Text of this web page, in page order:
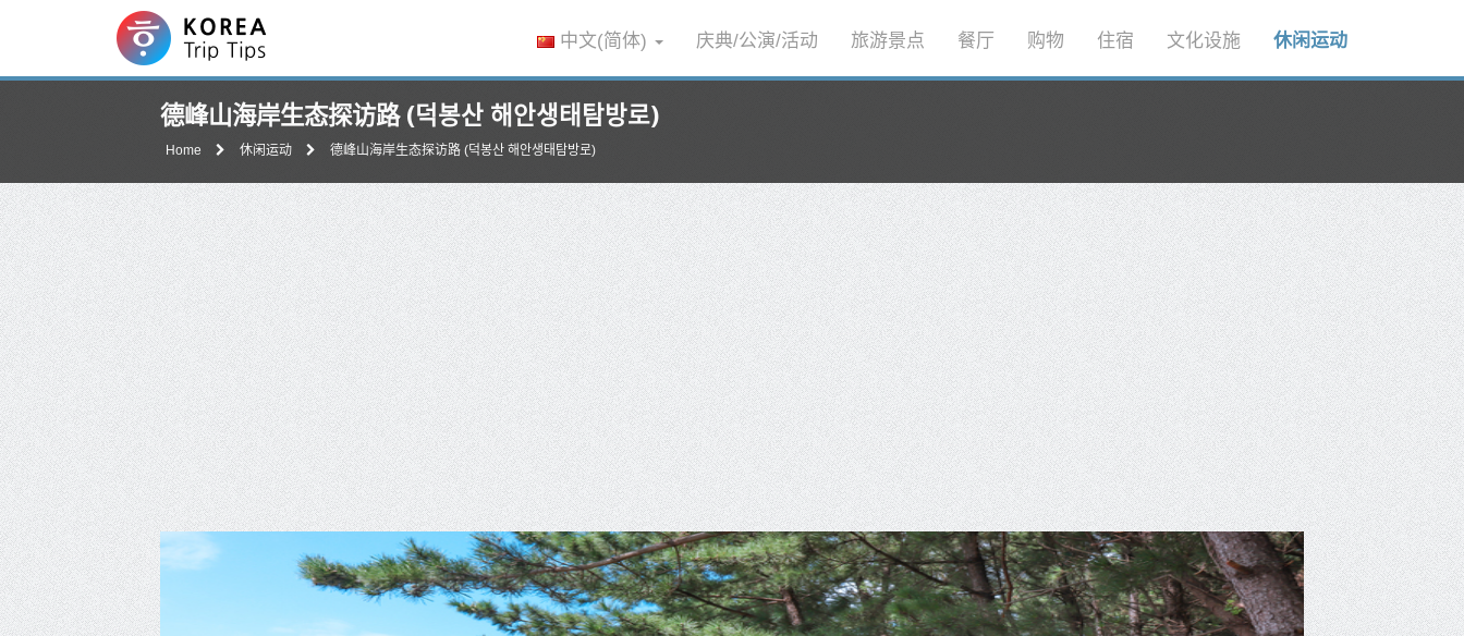
中文(简体) 庆典/公演/活动 旅游景点 餐厅 购物 住宿 文化设施 休闲运动
德峰山海岸生态探访路 (덕봉산 해안생태탐방로)
Home 休闲运动 德峰山海岸生态探访路 (덕봉산 해안생태탐방로)